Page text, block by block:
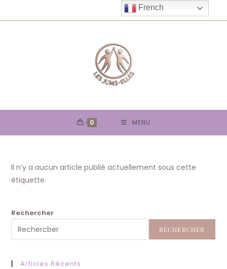
to
0 MENU
Il n’y a aucun article publié actuellement sous cette
étiquette.
Rechercher
RECHERCHER
Articles Récents
French